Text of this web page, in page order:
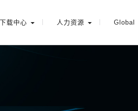
下载中心 人力资源 Global